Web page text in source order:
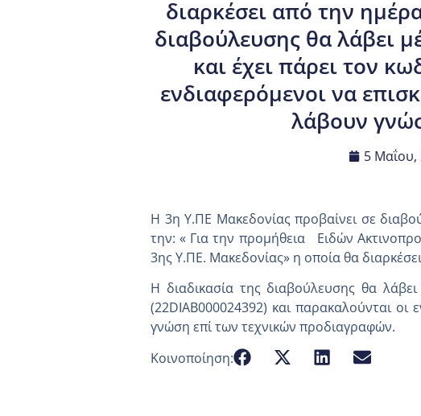
διαρκέσει από την
διαβούλευσης θα λάβει
και έχει πάρει τον
ενδιαφερόμενοι να
λάβουν
5 Μαΐου,
Η 3η Υ.ΠΕ Μακεδονίας προβαίνει σε
την: « Για την προμήθεια Ειδών
3ης Υ.ΠΕ. Μακεδονίας» η οποία θα
Η διαδικασία της διαβούλευσης θα
(22DIAB000024392) και παρακαλούνται οι
γνώση επί των τεχνικών προδιαγραφών.
Κοινοποίηση: